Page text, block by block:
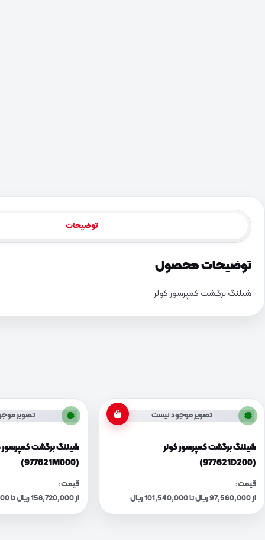
توضیحات
توضیحات محصول
شیلنگ برگشت کمپرسور کولر
تصویر موجود نیست
شیلنگ برگشت کمپرسور کولر
(977621D200)
قیمت:
از 97,560,000 ریال تا 101,540,000 ریال
تصویر
شیلنگ برگشت کمپرسور
(977621M000)
قیمت:
از 158,720,000 ریال تا 165,200,000 ریال